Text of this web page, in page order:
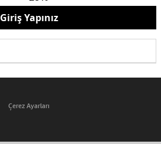
Giriş Yapınız
Çerez Ayarları